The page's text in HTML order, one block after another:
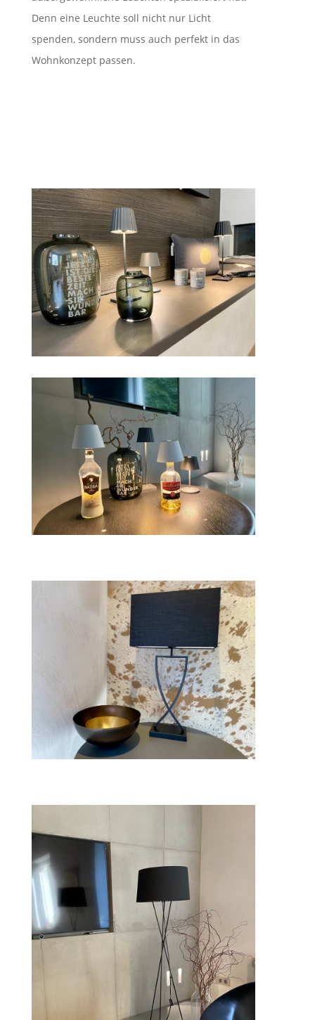
Denn eine Leuchte soll nicht nur Licht
spenden, sondern muss auch perfekt in das
Wohnkonzept passen.